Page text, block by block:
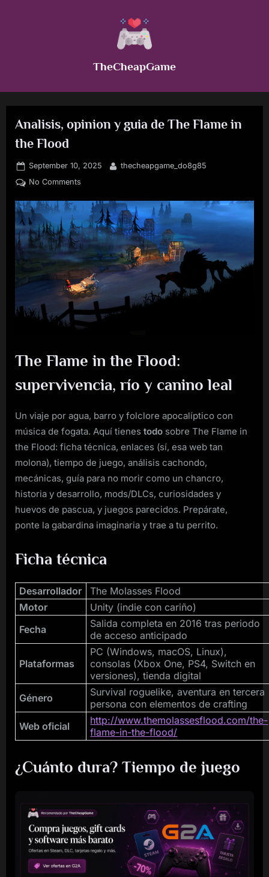
TheCheapGame
Analisis, opinion y guia de The Flame in
the Flood
Posted
on
September 10, 2025 By
thecheapgame_do8g85
No Commentson
opinion
y
guia
de
The
Flame
in
the
Flood
The Flame in the Flood:
supervivencia, río y canino leal
Un viaje por agua, barro y folclore apocalíptico con
música de fogata. Aquí tienes todo sobre The Flame in
the Flood: ficha técnica, enlaces (sí, esa web tan
molona), tiempo de juego, análisis cachondo,
mecánicas, guía para no morir como un chancro,
historia y desarrollo, mods/DLCs, curiosidades y
huevos de pascua, y juegos parecidos. Prepárate,
ponte la gabardina imaginaria y trae a tu perrito.
Ficha técnica
Desarrollador
The Molasses Flood
Motor
Unity (indie con cariño)
Fecha
Salida completa en 2016 tras periodo
de acceso anticipado
Plataformas
PC (Windows, macOS, Linux),
consolas (Xbox One, PS4, Switch en
versiones), tienda digital
Género
Survival roguelike, aventura en tercera
persona con elementos de crafting
Web oficial
http://www.themolassesflood.com/the-
flame-in-the-flood/
¿Cuánto dura? Tiempo de juego